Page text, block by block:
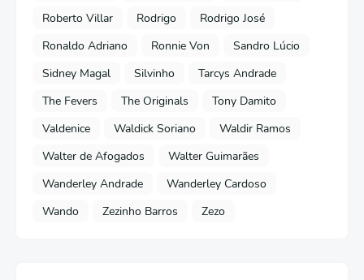
Roberto Villar
Rodrigo
Rodrigo José
Ronaldo Adriano
Ronnie Von
Sandro Lúcio
Sidney Magal
Silvinho
Tarcys Andrade
The Fevers
The Originals
Tony Damito
Valdenice
Waldick Soriano
Waldir Ramos
Walter de Afogados
Walter Guimarães
Wanderley Andrade
Wanderley Cardoso
Wando
Zezinho Barros Zezo